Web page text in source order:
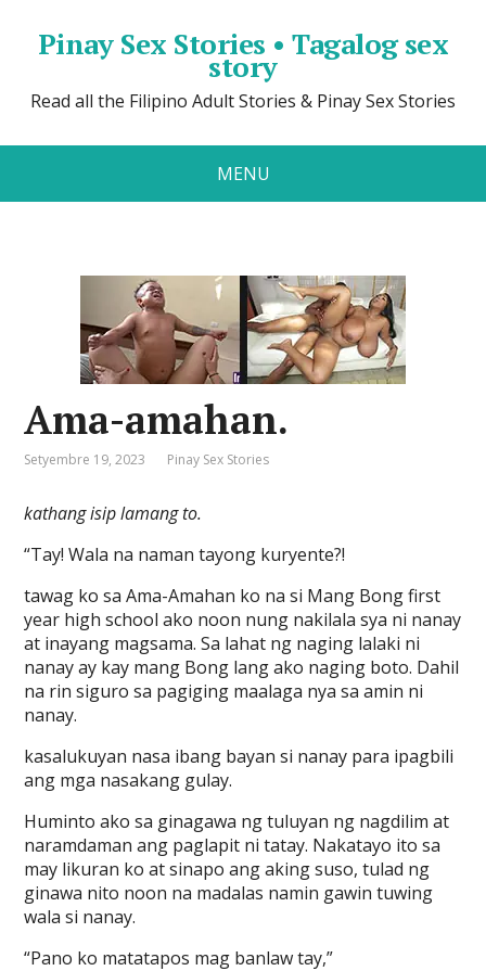
Pinay Sex Stories • Tagalog sex
story
Read all the Filipino Adult Stories & Pinay Sex Stories
MENU
Ama-amahan.
Setyembre 19, 2023 Pinay Sex Stories
kathang isip lamang to.
“Tay! Wala na naman tayong kuryente?!
tawag ko sa Ama-Amahan ko na si Mang Bong first
year high school ako noon nung nakilala sya ni nanay
at inayang magsama. Sa lahat ng naging lalaki ni
nanay ay kay mang Bong lang ako naging boto. Dahil
na rin siguro sa pagiging maalaga nya sa amin ni
nanay.
kasalukuyan nasa ibang bayan si nanay para ipagbili
ang mga nasakang gulay.
Huminto ako sa ginagawa ng tuluyan ng nagdilim at
naramdaman ang paglapit ni tatay. Nakatayo ito sa
may likuran ko at sinapo ang aking suso, tulad ng
ginawa nito noon na madalas namin gawin tuwing
wala si nanay.
“Pano ko matatapos mag banlaw tay,”